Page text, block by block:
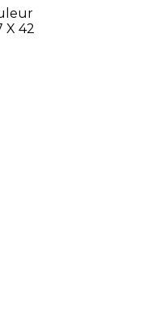
X 42